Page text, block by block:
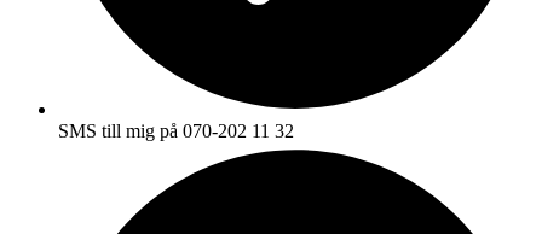
SMS till mig på 070-202 11 32